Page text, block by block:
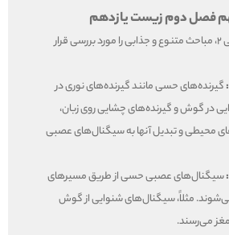
فصل دوم زیست یازدهم
در فصل 2 زیست‌شناسی 2، مباحث متنوع و جذابی را مورد بررسی قرار
گیرنده‌های حسی مانند گیرنده‌های نوری در
در گوش و گیرنده‌های چشایی روی زبان،
محیطی و تبدیل آنها به سیگنال‌های عصبی
سیگنال‌های عصبی حسی از طریق مسیرهای
مثلاً، سیگنال‌های شنوایی از گوش
می‌رسند.